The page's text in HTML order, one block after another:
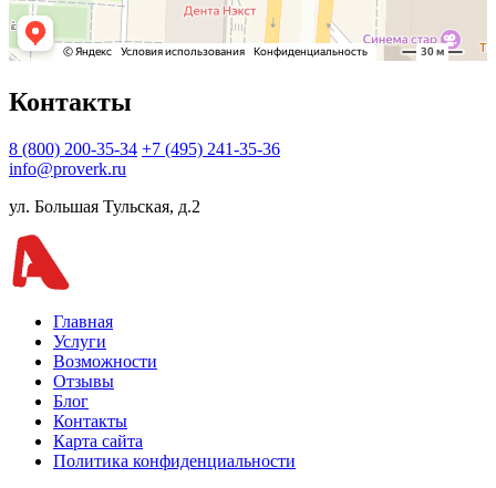
Контакты
8 (800) 200-35-34 +7 (495) 241-35-36
info@proverk.ru
ул. Большая Тульская, д.2
Главная
Услуги
Возможности
Отзывы
Блог
Контакты
Карта сайта
Политика конфиденциальности